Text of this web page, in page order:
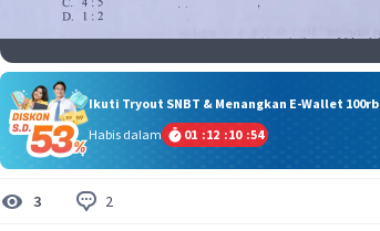
Ikuti Tryout SNBT & Menangkan E-Wallet 100rb
Habis dalam
01 :12 :10 :53
3 2